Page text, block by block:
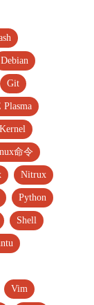
Debian
Git
Plasma
命令
Nitrux
Python
Shell
Vim